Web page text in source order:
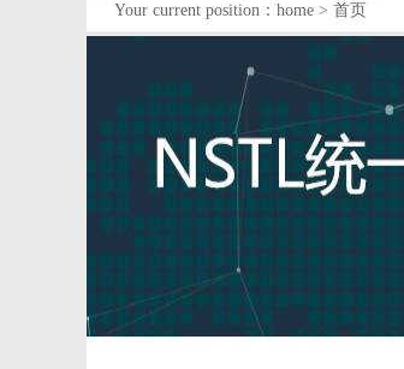
Your current position： home > 首页